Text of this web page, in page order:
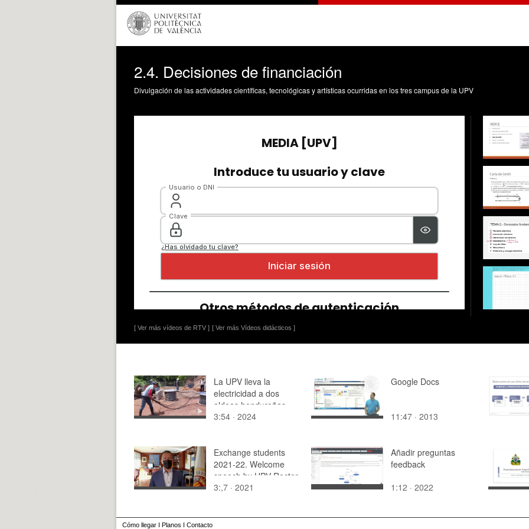
2.4. Decisiones de financiación
Divulgación de las actividades científicas, tecnológicas y artísticas ocurridas en los tres campus de la UPV
[ Ver más vídeos de RTV ] [ Ver más Vídeos didácticos ]
La UPV lleva la
electricidad a dos
aldeas hondureñas
3:54 · 2024
Google Docs
11:47 · 2013
Exchange students
2021-22. Welcome
speech by UPV Rector
3:,7 · 2021
Añadir preguntas
feedback
1:12 · 2022
Cómo llegar I Planos I Contacto